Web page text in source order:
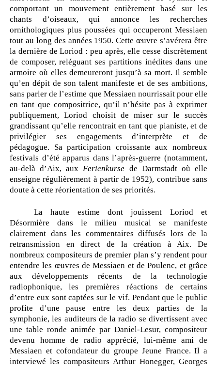
comportant un mouvement entièrement basé sur les
chants d’oiseaux, qui annonce les recherches
ornithologiques plus poussées qui occuperont Messiaen
tout au long des années 1950. Cette œuvre s’avérera être
la dernière de Loriod : peu après, elle cesse discrètement
de composer, reléguant ses partitions inédites dans une
armoire où elles demeureront jusqu’à sa mort. Il semble
qu’en dépit de son talent manifeste et de ses ambitions,
sans parler de l’estime que Messiaen nourrissait pour elle
en tant que compositrice, qu’il n’hésite pas à exprimer
publiquement, Loriod choisit de miser sur le succès
grandissant qu’elle rencontrait en tant que pianiste, et de
privilégier ses engagements d’interprète et de
pédagogue. Sa participation croissante aux nombreux
festivals d’été apparus dans l’après-guerre (notamment,
au-delà d’Aix, auxFerienkurse de Darmstadt où elle
enseigne régulièrement à partir de 1952), contribue sans
doute à cette réorientation de ses priorités.
La haute estime dont jouissent Loriod et
Désormière dans le milieu musical se manifeste
clairement dans les commentaires diffusés lors de la
retransmission en direct de la création à Aix. De
nombreux compositeurs de premier plan s’y rendent pour
entendre les œuvres de Messiaen et de Poulenc, et grâce
aux développements récents de la technologie
radiophonique, les premières réactions de certains
d’entre eux sont captées sur le vif. Pendant que le public
profite d’une pause entre les deux parties de la
symphonie, les auditeurs de la radio se divertissent avec
une table ronde animée par Daniel-Lesur, compositeur
devenu homme de radio apprécié, lui-même ami de
Messiaen et cofondateur du groupe Jeune France. Il a
interviewé les compositeurs Arthur Honegger, Georges